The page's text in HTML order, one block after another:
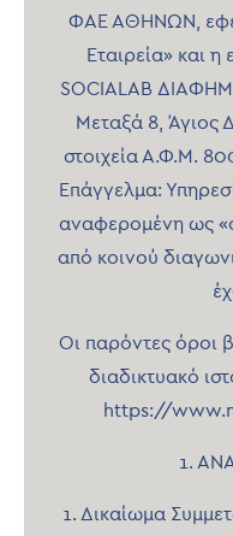
ΦΑΕ ΑΘΗΝΩΝ,
Εταιρεία» και η
SOCIALAB
Μεταξά 8, Άγιος
στοιχεία Α.Φ.Μ.
Επάγγελμα:
αναφερομένη ως
από κοινού
Οι παρόντες όροι
διαδικτυακό
https://
1.
1. Δικαίωμα